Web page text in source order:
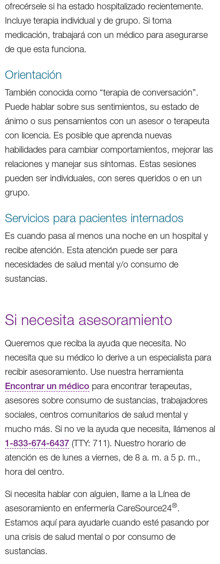
ofrecérsele si ha estado hospitalizado recientemente.
Incluye terapia individual y de grupo. Si toma
medicación, trabajará con un médico para asegurarse
de que esta funciona.
Orientación
También conocida como “terapia de conversación”.
Puede hablar sobre sus sentimientos, su estado de
ánimo o sus pensamientos con un asesor o terapeuta
con licencia. Es posible que aprenda nuevas
habilidades para cambiar comportamientos, mejorar las
relaciones y manejar sus síntomas. Estas sesiones
pueden ser individuales, con seres queridos o en un
grupo.
Servicios para pacientes internados
Es cuando pasa al menos una noche en un hospital y
recibe atención. Esta atención puede ser para
necesidades de salud mental y/o consumo de
sustancias.
Si necesita asesoramiento
Queremos que reciba la ayuda que necesita. No
necesita que su médico lo derive a un especialista para
recibir asesoramiento. Use nuestra herramienta
Encontrar un médico para encontrar terapeutas,
asesores sobre consumo de sustancias, trabajadores
sociales, centros comunitarios de salud mental y
mucho más. Si no ve la ayuda que necesita, llámenos al
1-833-674-6437 (TTY: 711). Nuestro horario de
atención es de lunes a viernes, de 8 a. m. a 5 p. m.,
hora del centro.
Si necesita hablar con alguien, llame a la Línea de
asesoramiento en enfermería CareSource24®.
Estamos aquí para ayudarle cuando esté pasando por
una crisis de salud mental o por consumo de
sustancias.